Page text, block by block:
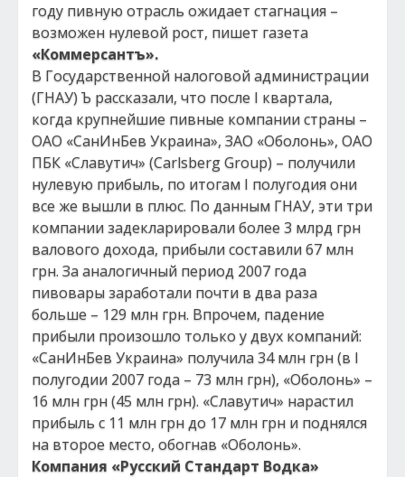
году пивную отрасль ожидает стагнация –
возможен нулевой рост, пишет газета
«Коммерсантъ».
В Государственной налоговой администрации
(ГНАУ) Ъ рассказали, что после I квартала,
когда крупнейшие пивные компании страны –
ОАО «СанИнБев Украина», ЗАО «Оболонь», ОАО
ПБК «Славутич» (Сarlsberg Group) – получили
нулевую прибыль, по итогам I полугодия они
все же вышли в плюс. По данным ГНАУ, эти три
компании задекларировали более 3 млрд грн
валового дохода, прибыли составили 67 млн
грн. За аналогичный период 2007 года
пивовары заработали почти в два раза
больше – 129 млн грн. Впрочем, падение
прибыли произошло только у двух компаний:
«СанИнБев Украина» получила 34 млн грн (в I
полугодии 2007 года – 73 млн грн), «Оболонь» –
16 млн грн (45 млн грн). «Славутич» нарастил
прибыль с 11 млн грн до 17 млн грн и поднялся
на второе место, обогнав «Оболонь».
Компания «Русский Cтандарт Водка»